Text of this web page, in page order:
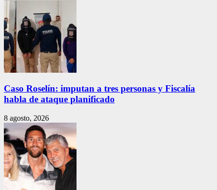
Caso Roselín: imputan a tres personas y Fiscalía
habla de ataque planificado
8 agosto, 2026